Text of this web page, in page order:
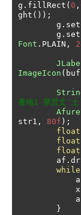
g . fillRect ( 0 ,
ght ());
        g
.
        g
.
Font . PLAIN ,
ImageIcon (
番地1 県営丈`
str1 , 80f );
float
float
float
        af
.
while
            x
}